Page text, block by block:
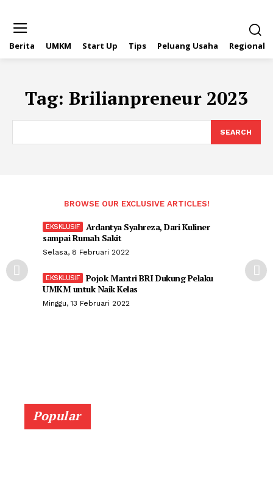
Berita UMKM Start Up Tips Peluang Usaha Regional
Tag: Brilianpreneur 2023
SEARCH
BROWSE OUR EXCLUSIVE ARTICLES!
Ardantya Syahreza, Dari Kuliner
sampai Rumah Sakit
Selasa, 8 Februari 2022
Pojok Mantri BRI Dukung Pelaku
UMKM untuk Naik Kelas
Minggu, 13 Februari 2022
Popular